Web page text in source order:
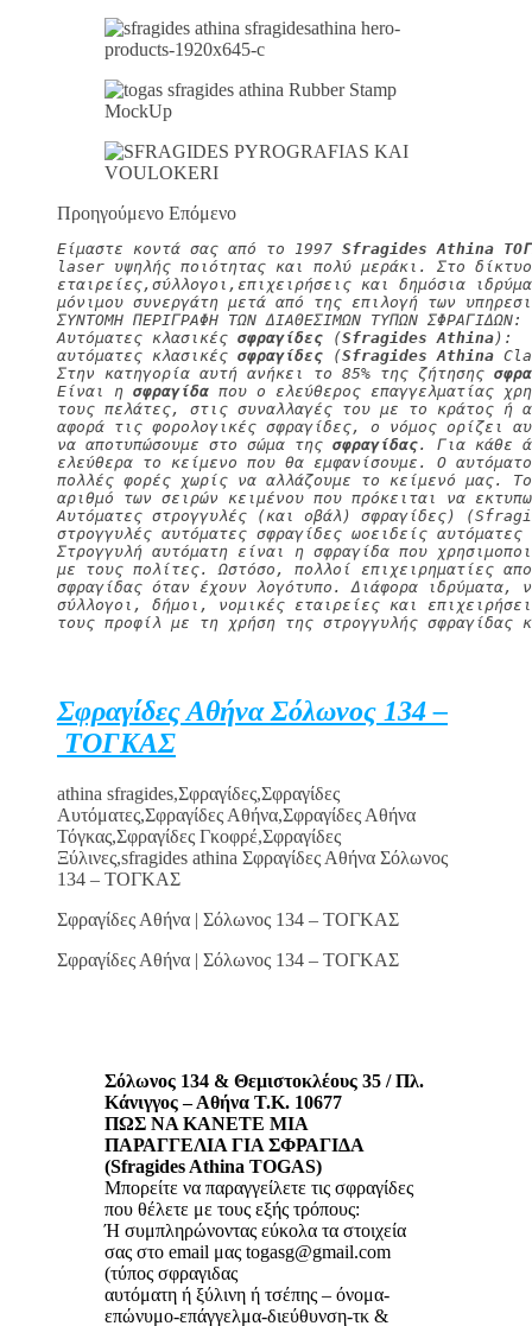
Προηγούμενο Επόμενο
Είμαστε κοντά σας από το 1997 Sfragides Athina
laser υψηλής ποιότητας και πολύ μεράκι. Στο
εταιρείες,σύλλογοι,επιχειρήσεις και δημόσια
μόνιμου συνεργάτη μετά από της επιλογή των
ΣΥΝΤΟΜΗ ΠΕΡΙΓΡΑΦΗ ΤΩΝ ΔΙΑΘΕΣΙΜΩΝ ΤΥΠΩΝ ΣΦΡΑΓΙΔΩΝ:
Αυτόματες κλασικές σφραγίδες (Sfragides Athina):
αυτόματες κλασικές σφραγίδες (Sfragides Athina
Στην κατηγορία αυτή ανήκει το 85% της ζήτησης
Είναι η σφραγίδα που ο ελεύθερος επαγγελματίας
τους πελάτες, στις συναλλαγές του με το κράτος ή
αφορά τις φορολογικές σφραγίδες, ο νόμος ορίζει
να αποτυπώσουμε στο σώμα της σφραγίδας. Για κάθε
ελεύθερα το κείμενο που θα εμφανίσουμε. Ο
πολλές φορές χωρίς να αλλάζουμε το κείμενό μας.
αριθμό των σειρών κειμένου που πρόκειται να
Αυτόματες στρογγυλές (και οβάλ) σφραγίδες)
στρογγυλές αυτόματες σφραγίδες ωοειδείς αυτόματες
Στρογγυλή αυτόματη είναι η σφραγίδα που
με τους πολίτες. Ωστόσο, πολλοί επιχειρηματίες
σφραγίδας όταν έχουν λογότυπο. Διάφορα ιδρύματα,
σύλλογοι, δήμοι, νομικές εταιρείες και
τους προφίλ με τη χρήση της στρογγυλής
Σφραγίδες Αθήνα Σόλωνος 134 –
ΤΟΓΚΑΣ
athina sfragides,Σφραγίδες,Σφραγίδες
Αυτόματες,Σφραγίδες Αθήνα,Σφραγίδες Αθήνα
Τόγκας,Σφραγίδες Γκοφρέ,Σφραγίδες
Ξύλινες,sfragides athina Σφραγίδες Αθήνα Σόλωνος
134 – ΤΟΓΚΑΣ
Σφραγίδες Αθήνα | Σόλωνος 134 – ΤΟΓΚΑΣ
Σφραγίδες Αθήνα | Σόλωνος 134 – ΤΟΓΚΑΣ
Σόλωνος 134 & Θεμιστοκλέους 35 / Πλ.
Κάνιγγος – Αθήνα Τ.Κ. 10677
ΠΩΣ ΝΑ ΚΑΝΕΤΕ ΜΙΑ
ΠΑΡΑΓΓΕΛΙΑ ΓΙΑ ΣΦΡΑΓΙΔΑ
(Sfragides Athina TOGAS)
Μπορείτε να παραγγείλετε τις σφραγίδες
που θέλετε με τους εξής τρόπους:
Ή συμπληρώνοντας εύκολα τα στοιχεία
σας στο email μας togasg@gmail.com
(τύπος σφραγιδας
αυτόματη ή ξύλινη ή τσέπης – όνομα-
επώνυμο-επάγγελμα-διεύθυνση-τκ &